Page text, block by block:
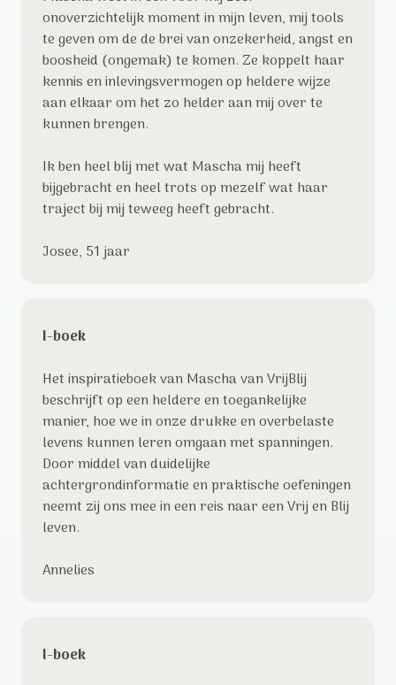
onoverzichtelijk moment in mijn leven, mij tools
te geven om de de brei van onzekerheid, angst en
boosheid (ongemak) te komen. Ze koppelt haar
kennis en inlevingsvermogen op heldere wijze
aan elkaar om het zo helder aan mij over te
kunnen brengen.
Ik ben heel blij met wat Mascha mij heeft
bijgebracht en heel trots op mezelf wat haar
traject bij mij teweeg heeft gebracht.
Josee, 51 jaar
I-boek
Het inspiratieboek van Mascha van VrijBlij
beschrijft op een heldere en toegankelijke
manier, hoe we in onze drukke en overbelaste
levens kunnen leren omgaan met spanningen.
Door middel van duidelijke
achtergrondinformatie en praktische oefeningen
neemt zij ons mee in een reis naar een Vrij en Blij
leven.
Annelies
I-boek